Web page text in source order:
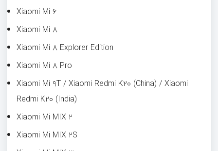
Xiaomi Mi ۶
Xiaomi Mi ۸
Xiaomi Mi ۸ Explorer Edition
Xiaomi Mi ۸ Pro
Xiaomi Mi ۹T / Xiaomi Redmi K۲۰ (China) / Xiaomi
Redmi K۲۰ (India)
Xiaomi Mi MIX ۲
Xiaomi Mi MIX ۲S